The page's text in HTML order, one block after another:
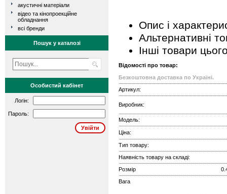
акустичні матеріали
відео та кінопроекційне
обладнання
всі бренди
Пошук у каталозі
Особистий кабінет
Логін:
Пароль:
Опис і
Альтернативні
Інші товари
Відомості про товар:
Безкоштовна доставка по Україні.
Артикул:
Виробник:
Модель:
Ціна:
Тип товару:
Наявність товару на складі:
Розмір
Вага